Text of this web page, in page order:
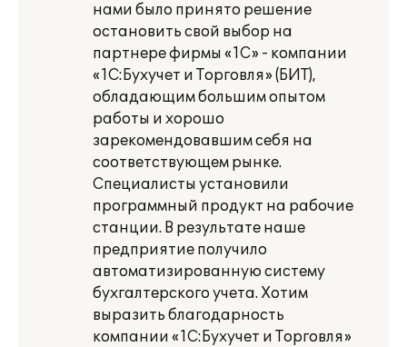
нами было принято решение
остановить свой выбор на
партнере фирмы «1С» - компании
«1С:Бухучет и Торговля» (БИТ),
обладающим большим опытом
работы и хорошо
зарекомендовавшим себя на
соответствующем рынке.
Специалисты установили
программный продукт на рабочие
станции. В результате наше
предприятие получило
автоматизированную систему
бухгалтерского учета. Хотим
выразить благодарность
компании «1С:Бухучет и Торговля»